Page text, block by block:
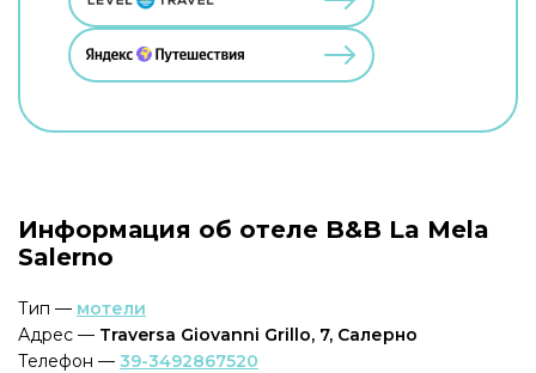
Информация об отеле B&B La Mela
Salerno
Тип — мотели
Адрес — Traversa Giovanni Grillo, 7, Салерно
Телефон — 39-3492867520